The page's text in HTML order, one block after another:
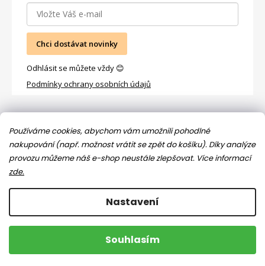
Používáme cookies, abychom vám umožnili pohodlné
nakupování (např. možnost vrátit se zpět do košíku). Díky analýze
provozu můžeme náš e-shop neustále zlepšovat. Více informací
zde.
Nastavení
Souhlasím
Chci dostávat novinky
Odhlásit se můžete vždy 😊
Podmínky ochrany osobních údajů
Facebook
Copyright 2026Jsem máma. Všechna práva vyhrazena.
Upravit nastavení cookies